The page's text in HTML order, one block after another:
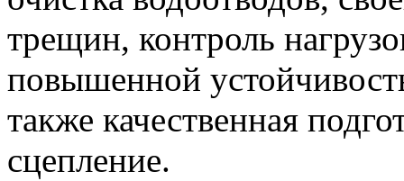
трещин, контроль
повышенной
также качественная
сцепление.